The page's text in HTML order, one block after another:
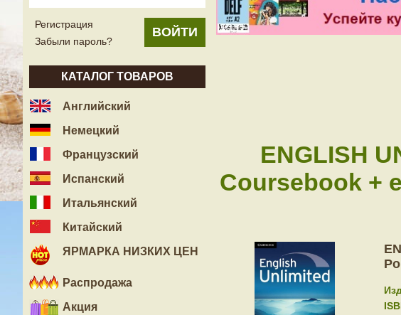
Регистрация
Забыли пароль?
КАТАЛОГ ТОВАРОВ
Английский
Немецкий
Французский
Испанский
Итальянский
Китайский
ЯРМАРКА НИЗКИХ ЦЕН
Распродажа
Акция
ENGLISH
Coursebook +